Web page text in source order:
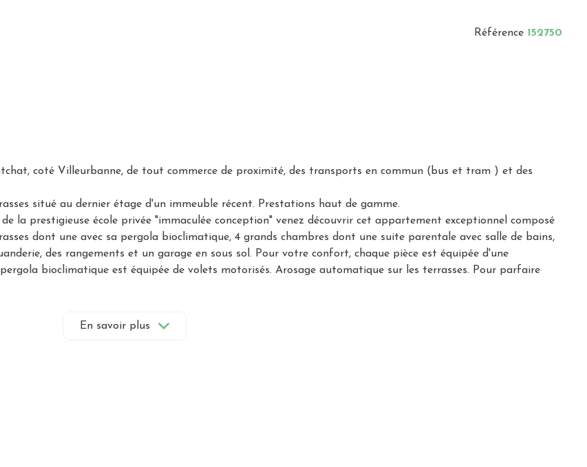
Référence 152750
coté Villeurbanne, de tout commerce de proximité, des transports en commun (bus et tram ) et des
situé au dernier étage d'un immeuble récent. Prestations haut de gamme.
la prestigieuse école privée "immaculée conception" venez découvrir cet appartement exceptionnel composé
dont une avec sa pergola bioclimatique, 4 grands chambres dont une suite parentale avec salle de bains,
des rangements et un garage en sous sol. Pour votre confort, chaque pièce est équipée d'une
bioclimatique est équipée de volets motorisés. Arosage automatique sur les terrasses. Pour parfaire
En savoir plus